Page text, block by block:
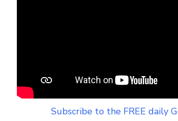
Subscribe to the FREE daily